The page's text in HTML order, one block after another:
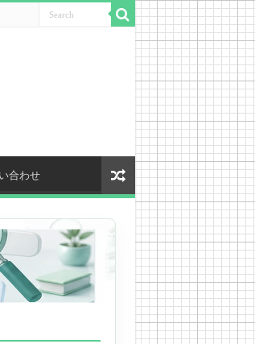
合わせ